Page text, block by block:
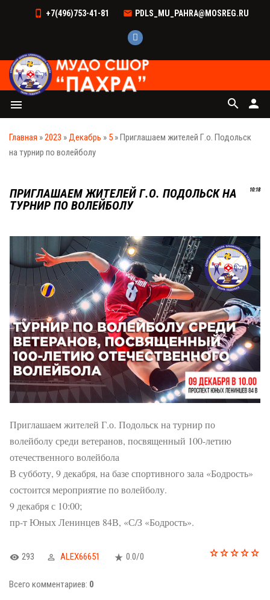
+7(496)753-41-81 PDLS_MU_PAHRA@MOSREG.RU
menu person
search
Главная »2023 »Декабрь » 5 » Приглашаем жителей Г.о. Подольск
на турнир по волейболу
10:18
ПРИГЛАШАЕМ ЖИТЕЛЕЙ Г.О. ПОДОЛЬСК НА
ТУРНИР ПО ВОЛЕЙБОЛУ
Приглашаем жителей Г.о. Подольск на турнир по
волейболу среди ветеранов, посвященный 100-летию
отечественного волейбола
В субботу, 9 декабря, на базе спортивного зала «Бодрость»
состоится мероприятие по волейболу.
9 декабря с 10:00;
пр-т Юных Ленинцев 84В, «С/З «Бодрость».
293 ALEX66651 0.0/0
Всего комментариев: 0